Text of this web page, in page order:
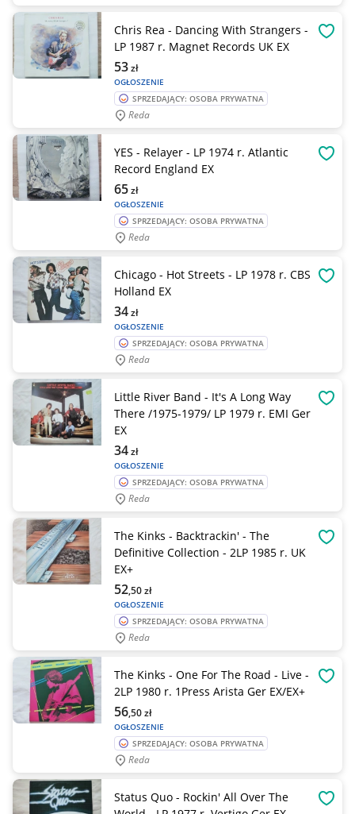
Chris Rea - Dancing With Strangers -
LP 1987 r. Magnet Records UK EX
OGŁOSZENIE
53zł
SPRZEDAJĄCY: OSOBA PRYWATNA
Reda
YES - Relayer - LP 1974 r. Atlantic
Record England EX
OGŁOSZENIE
65zł
SPRZEDAJĄCY: OSOBA PRYWATNA
Reda
Chicago - Hot Streets - LP 1978 r. CBS
Holland EX
OGŁOSZENIE
34zł
SPRZEDAJĄCY: OSOBA PRYWATNA
Reda
Little River Band - It's A Long Way
There /1975-1979/ LP 1979 r. EMI Ger
EX
OGŁOSZENIE
34zł
SPRZEDAJĄCY: OSOBA PRYWATNA
Reda
The Kinks - Backtrackin' - The
Definitive Collection - 2LP 1985 r. UK
EX+
OGŁOSZENIE
52,50zł
SPRZEDAJĄCY: OSOBA PRYWATNA
Reda
The Kinks - One For The Road - Live -
2LP 1980 r. 1Press Arista Ger EX/EX+
OGŁOSZENIE
56,50zł
SPRZEDAJĄCY: OSOBA PRYWATNA
Reda
Status Quo - Rockin' All Over The